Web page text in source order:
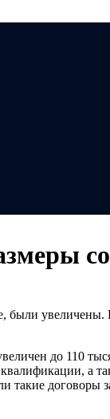
увеличены.
до 110
а
такие договоры